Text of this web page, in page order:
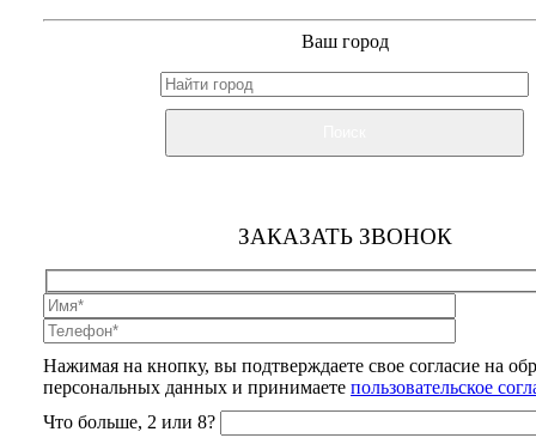
Ваш город
ЗАКАЗАТЬ ЗВОНОК
Нажимая на кнопку, вы подтверждаете свое согласие на
персональных данных и принимаете пользовательское
Что больше, 2 или 8?